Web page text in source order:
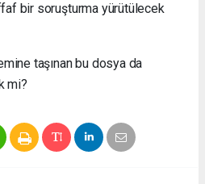
bir soruşturma yürütülecek
taşınan bu dosya da
mi?